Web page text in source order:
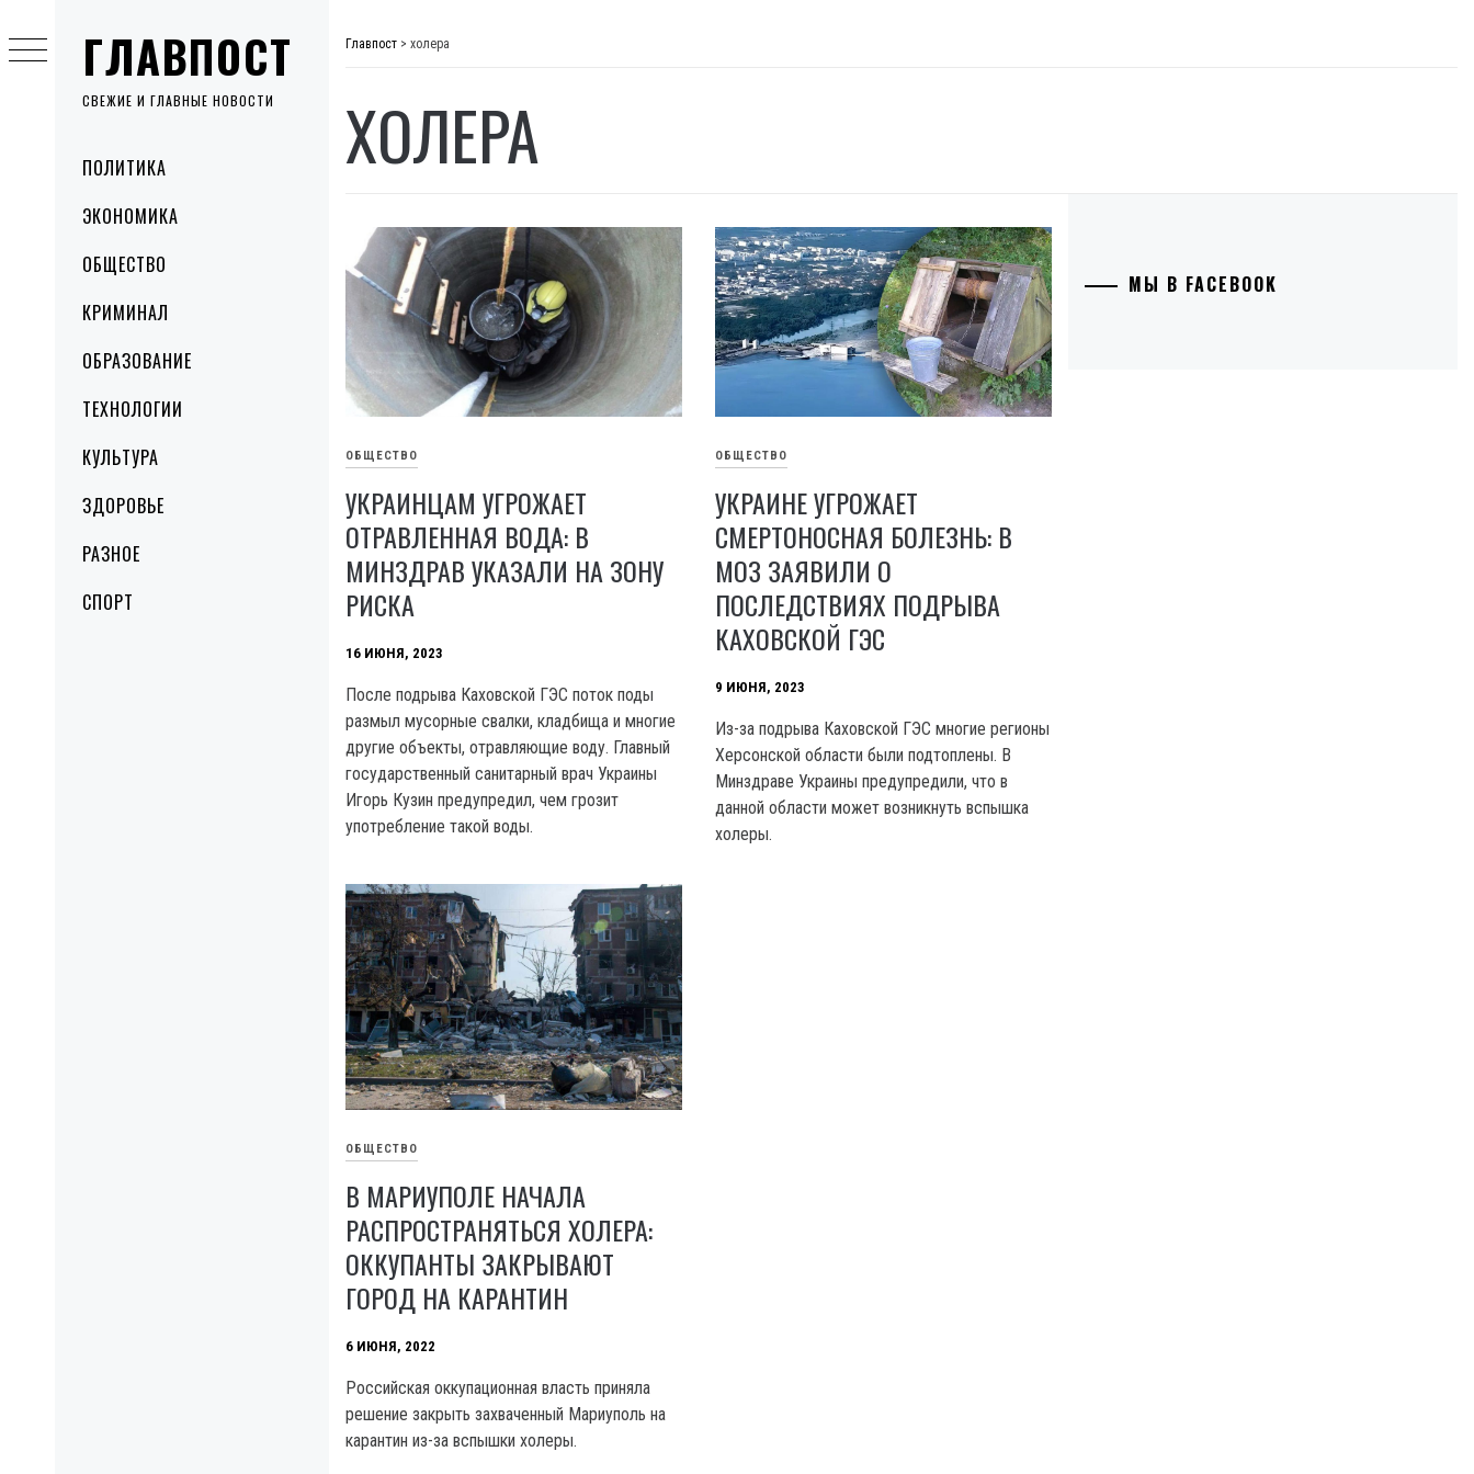
ГЛАВПОСТ
СВЕЖИЕ И ГЛАВНЫЕ НОВОСТИ
MenuПОЛИТИКА
ЭКОНОМИКА
ОБЩЕСТВО
КРИМИНАЛ
ОБРАЗОВАНИЕ
ТЕХНОЛОГИИ
КУЛЬТУРА
ЗДОРОВЬЕ
РАЗНОЕ
СПОРТ
to
content
Главпост > холера
ХОЛЕРА
ОБЩЕСТВО
УКРАИНЦАМ УГРОЖАЕТ
ОТРАВЛЕННАЯ ВОДА: В
МИНЗДРАВ УКАЗАЛИ НА ЗОНУ
РИСКА
16 ИЮНЯ, 2023
После подрыва Каховской ГЭС поток поды
размыл мусорные свалки, кладбища и многие
другие объекты, отравляющие воду. Главный
государственный санитарный врач Украины
Игорь Кузин предупредил, чем грозит
употребление такой воды.
ОБЩЕСТВО
УКРАИНЕ УГРОЖАЕТ
СМЕРТОНОСНАЯ БОЛЕЗНЬ: В
МОЗ ЗАЯВИЛИ О
ПОСЛЕДСТВИЯХ ПОДРЫВА
КАХОВСКОЙ ГЭС
9 ИЮНЯ, 2023
Из-за подрыва Каховской ГЭС многие регионы
Херсонской области были подтоплены. В
Минздраве Украины предупредили, что в
данной области может возникнуть вспышка
холеры.
ОБЩЕСТВО
В МАРИУПОЛЕ НАЧАЛА
РАСПРОСТРАНЯТЬСЯ ХОЛЕРА:
ОККУПАНТЫ ЗАКРЫВАЮТ
ГОРОД НА КАРАНТИН
6 ИЮНЯ, 2022
Российская оккупационная власть приняла
решение закрыть захваченный Мариуполь на
карантин из-за вспышки холеры.
МЫ В FACEBOOK